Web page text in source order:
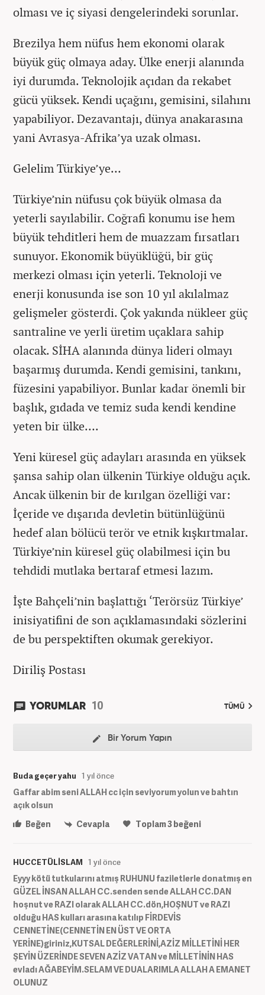
olması ve iç siyasi dengelerindeki sorunlar.
Brezilya hem nüfus hem ekonomi olarak
büyük güç olmaya aday. Ülke enerji alanında
iyi durumda. Teknolojik açıdan da rekabet
gücü yüksek. Kendi uçağını, gemisini, silahını
yapabiliyor. Dezavantajı, dünya anakarasına
yani Avrasya-Afrika’ya uzak olması.
Gelelim Türkiye’ye…
Türkiye’nin nüfusu çok büyük olmasa da
yeterli sayılabilir. Coğrafi konumu ise hem
büyük tehditleri hem de muazzam fırsatları
sunuyor. Ekonomik büyüklüğü, bir güç
merkezi olması için yeterli. Teknoloji ve
enerji konusunda ise son 10 yıl akılalmaz
gelişmeler gösterdi. Çok yakında nükleer güç
santraline ve yerli üretim uçaklara sahip
olacak. SİHA alanında dünya lideri olmayı
başarmış durumda. Kendi gemisini, tankını,
füzesini yapabiliyor. Bunlar kadar önemli bir
başlık, gıdada ve temiz suda kendi kendine
yeten bir ülke….
Yeni küresel güç adayları arasında en yüksek
şansa sahip olan ülkenin Türkiye olduğu açık.
Ancak ülkenin bir de kırılgan özelliği var:
İçeride ve dışarıda devletin bütünlüğünü
hedef alan bölücü terör ve etnik kışkırtmalar.
Türkiye’nin küresel güç olabilmesi için bu
tehdidi mutlaka bertaraf etmesi lazım.
İşte Bahçeli’nin başlattığı ‘Terörsüz Türkiye’
inisiyatifini de son açıklamasındaki sözlerini
de bu perspektiften okumak gerekiyor.
Diriliş Postası
YORUMLAR 10 TÜMÜ
Bir Yorum Yapın
Buda geçer yahu 1 yıl önce
Gaffar abim seni ALLAH cc için seviyorum yolun ve bahtın
açık olsun
Beğen
Cevapla Toplam3beğeni
HUCCETÜLİSLAM 1 yıl önce
Eyyy kötü tutkularını atmış RUHUNU faziletlerle donatmış en
GÜZEL İNSAN ALLAH CC.senden sende ALLAH CC.DAN
hoşnut ve RAZI olarak ALLAH CC.dön,HOŞNUT ve RAZI
olduğu HAS kulları arasına katılıp FİRDEVİS
CENNETİNE(CENNETİN EN ÜST VE ORTA
YERİNE)giriniz,KUTSAL DEĞERLERİNİ,AZİZ MİLLETİNİ HER
ŞEYİN ÜZERİNDE SEVEN AZİZ VATAN ve MİLLETİNİN HAS
evladı AĞABEYİM.SELAM VE DUALARIMLA ALLAH A EMANET
OLUNUZ